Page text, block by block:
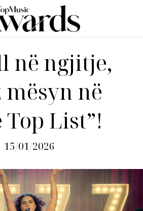
në ngjitje,
mësyn në
Top List”!
15/01/2026